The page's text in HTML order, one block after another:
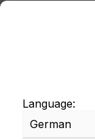
Language: